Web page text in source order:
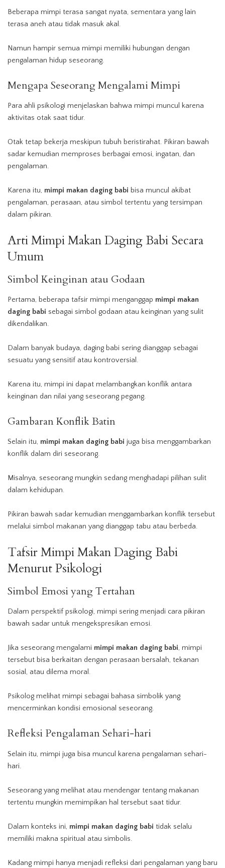
Beberapa mimpi terasa sangat nyata, sementara yang lain
terasa aneh atau tidak masuk akal.
Namun hampir semua mimpi memiliki hubungan dengan
pengalaman hidup seseorang.
Mengapa Seseorang Mengalami Mimpi
Para ahli psikologi menjelaskan bahwa mimpi muncul karena
aktivitas otak saat tidur.
Otak tetap bekerja meskipun tubuh beristirahat. Pikiran bawah
sadar kemudian memproses berbagai emosi, ingatan, dan
pengalaman.
Karena itu, mimpi makan daging babi bisa muncul akibat
pengalaman, perasaan, atau simbol tertentu yang tersimpan
dalam pikiran.
Arti Mimpi MakanDaging Babi Secara
Umum
Simbol Keinginan atau Godaan
Pertama, beberapa tafsir mimpi menganggap mimpi makan
daging babi sebagai simbol godaan atau keinginan yang sulit
dikendalikan.
Dalam banyak budaya, daging babi sering dianggap sebagai
sesuatu yang sensitif atau kontroversial.
Karena itu, mimpi ini dapat melambangkan konflik antara
keinginan dan nilai yang seseorang pegang.
Gambaran Konflik Batin
Selain itu, mimpi makan daging babi juga bisa menggambarkan
konflik dalam diri seseorang.
Misalnya, seseorang mungkin sedang menghadapi pilihan sulit
dalam kehidupan.
Pikiran bawah sadar kemudian menggambarkan konflik tersebut
melalui simbol makanan yang dianggap tabu atau berbeda.
Tafsir Mimpi Makan Daging Babi
Menurut Psikologi
Simbol Emosi yang Tertahan
Dalam perspektif psikologi, mimpi sering menjadi cara pikiran
bawah sadar untuk mengekspresikan emosi.
Jika seseorang mengalami mimpi makan daging babi, mimpi
tersebut bisa berkaitan dengan perasaan bersalah, tekanan
sosial, atau dilema moral.
Psikolog melihat mimpi sebagai bahasa simbolik yang
mencerminkan kondisi emosional seseorang.
Refleksi Pengalaman Sehari-hari
Selain itu, mimpi juga bisa muncul karena pengalaman sehari-
hari.
Seseorang yang melihat atau mendengar tentang makanan
tertentu mungkin memimpikan hal tersebut saat tidur.
Dalam konteks ini, mimpi makan daging babi tidak selalu
memiliki makna spiritual atau simbolis.
Kadang mimpi hanya menjadi refleksi dari pengalaman yang baru